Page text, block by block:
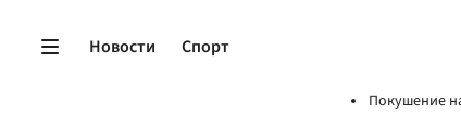
Новости Спорт
Покушение